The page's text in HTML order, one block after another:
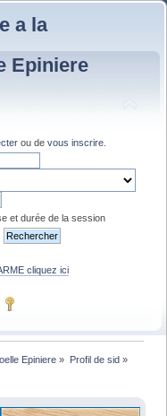
a la
Epiniere
ou de vous inscrire
et durée de la session
cliquez ici
Epiniere » Profil de sid»